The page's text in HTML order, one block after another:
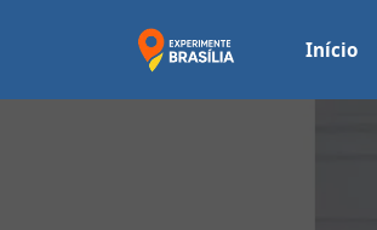
Início